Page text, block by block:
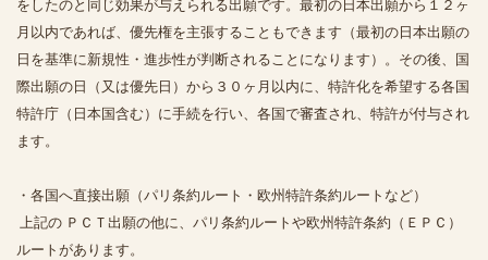
をしたのと同じ効果が与えられる出願です。最初の日本出願から１２ヶ
月以内であれば、優先権を主張することもできます（最初の日本出願の
日を基準に新規性・進歩性が判断されることになります）。その後、国
際出願の日（又は優先日）から３０ヶ月以内に、特許化を希望する各国
特許庁（日本国含む）に手続を行い、各国で審査され、特許が付与され
ます。
・各国へ直接出願（パリ条約ルート・欧州特許条約ルートなど）
上記の ＰＣＴ出願の他に、パリ条約ルートや欧州特許条約（ＥＰＣ）
ルートがあります。